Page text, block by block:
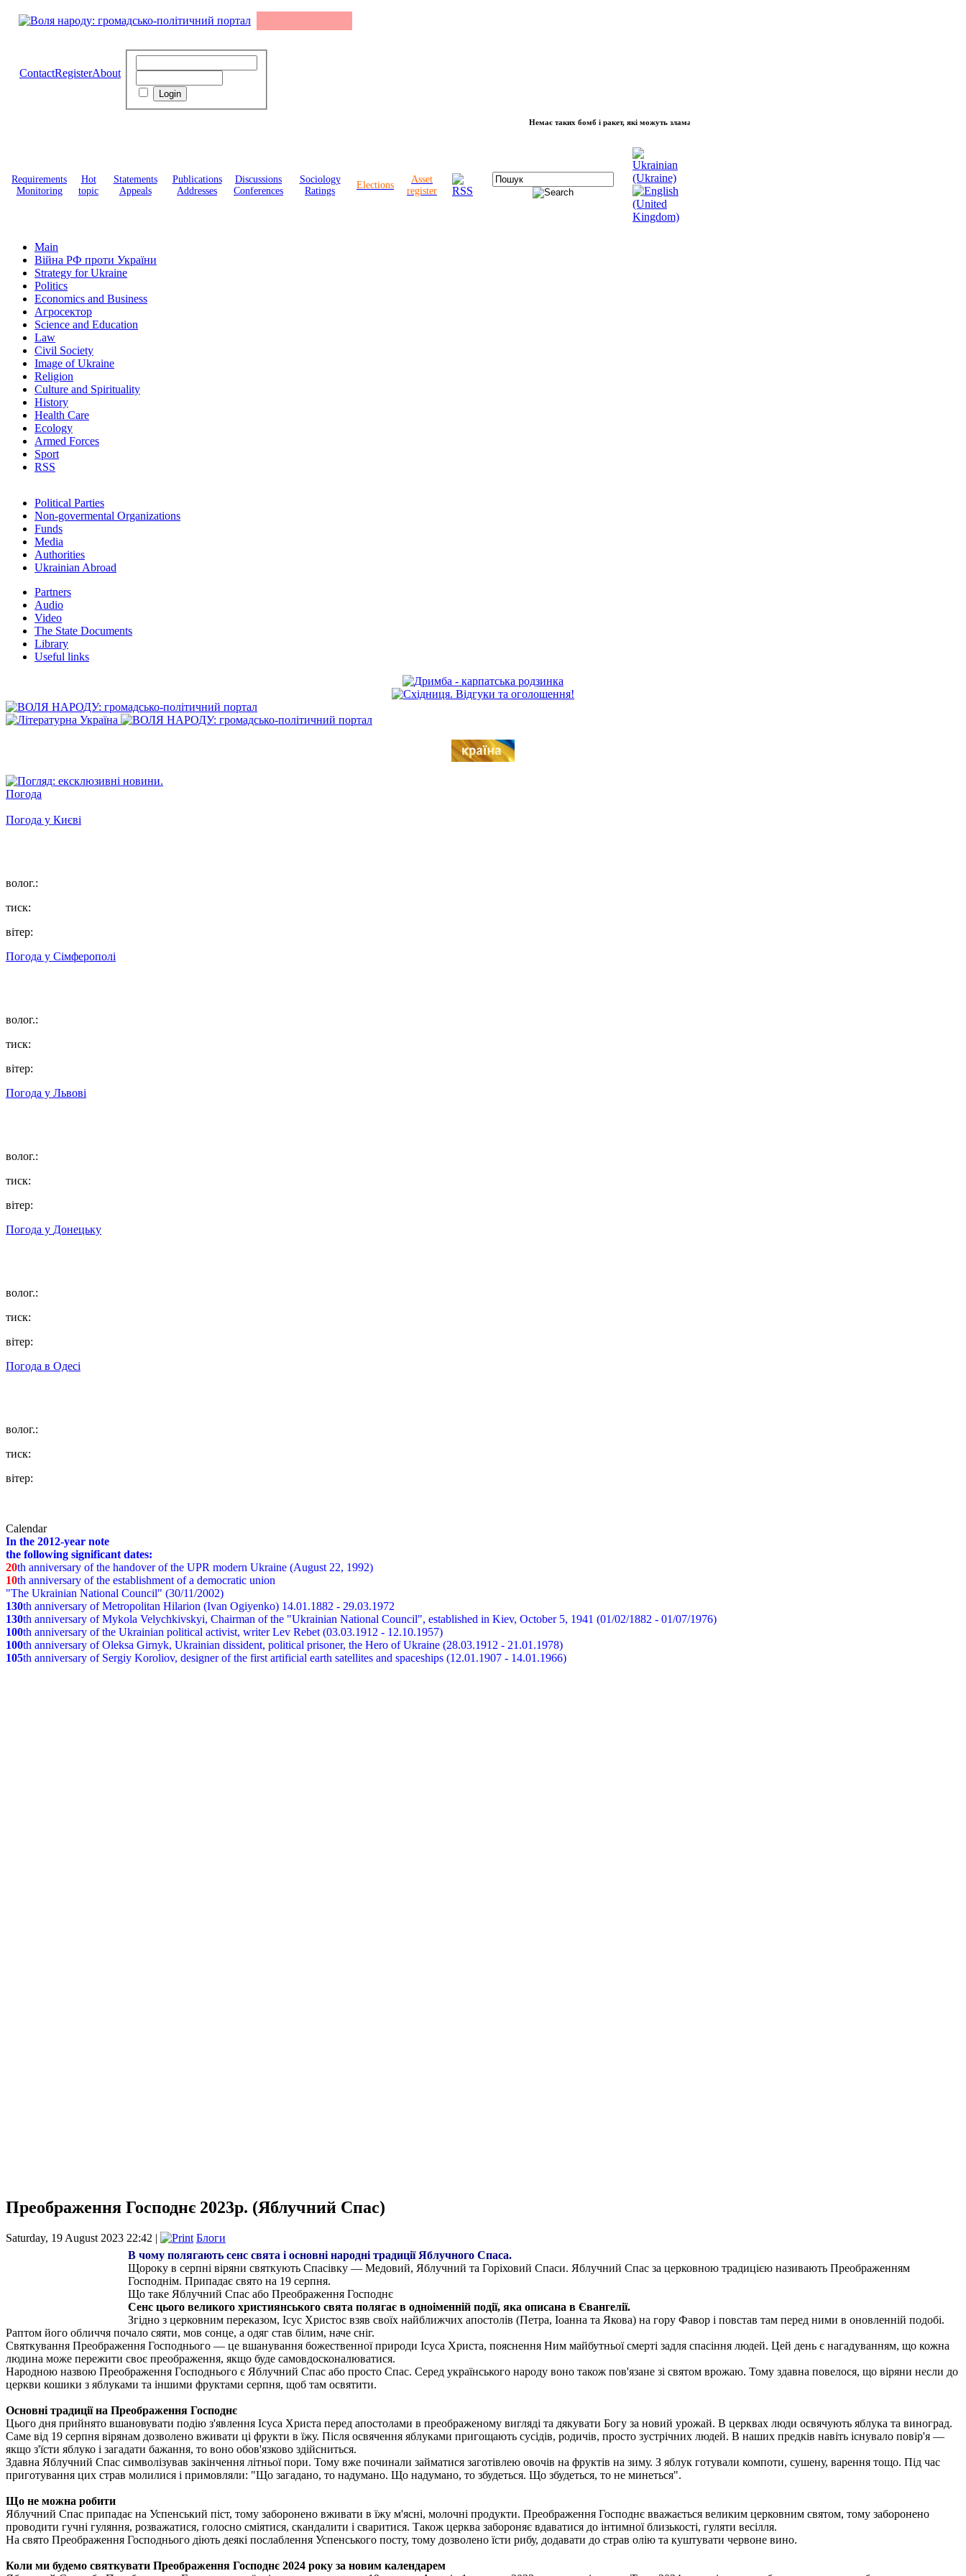
ContactRegisterAbout
Немає таких бомб і ракет, які можуть зламати волю народу, - Президент України Володимир Зеленський
Requirements
Monitoring
Hot
topic
Statements
Appeals
Publications
Addresses
Discussions
Conferences
Sociology
Ratings
Elections
Asset
register
Main
Війна РФ проти України
Strategy for Ukraine
Politics
Economics and Business
Агросектор
Science and Education
Law
Civil Society
Image of Ukraine
Religion
Culture and Spirituality
History
Health Care
Ecology
Armed Forces
Sport
RSS
Political Parties
Non-govermental Organizations
Funds
Мedia
Authorities
Ukrainian Abroad
Partners
Audio
Video
The State Documents
Library
Useful links
Погода
Погода у Києві
волог.:
тиск:
вітер:
Погода у Сімферополі
волог.:
тиск:
вітер:
Погода у Львові
волог.:
тиск:
вітер:
Погода у Донецьку
волог.:
тиск:
вітер:
Погода в Одесі
волог.:
тиск:
вітер:
Calendar
In the 2012-year note
the following significant dates:
20th anniversary of the handover of the UPR modern Ukraine (August 22, 1992)
10th anniversary of the establishment of a democratic union
"The Ukrainian National Council" (30/11/2002)
130th anniversary of Metropolitan Hilarion (Ivan Ogiyenko) 14.01.1882 - 29.03.1972
130th anniversary of Mykola Velychkivskyi, Chairman of the "Ukrainian National Council", established in Kiev, October 5, 1941 (01/02/1882 - 01/07/1976)
100th anniversary of the Ukrainian political activist, writer Lev Rebet (03.03.1912 - 12.10.1957)
100th anniversary of Oleksa Girnyk, Ukrainian dissident, political prisoner, the Hero of Ukraine (28.03.1912 - 21.01.1978)
105th anniversary of Sergiy Koroliov, designer of the first artificial earth satellites and spaceships (12.01.1907 - 14.01.1966)
Преображення Господнє 2023р. (Яблучний Спас)
Saturday, 19 August 2023 22:42 |
Блоги
В чому полягають сенс свята і основні народні традиції Яблучного Спаса.
Щороку в серпні віряни святкують Спасівку — Медовий, Яблучний та Горіховий Спаси. Яблучний Спас за церковною традицією називають Преображенням
Господнім. Припадає свято на 19 серпня.
Що таке Яблучний Спас або Преображення Господнє
Сенс цього великого християнського свята полягає в одноіменній події, яка описана в Євангелії.
Згідно з церковним переказом, Ісус Христос взяв своїх найближчих апостолів (Петра, Іоанна та Якова) на гору Фавор і повстав там перед ними в оновленній подобі.
Раптом його обличчя почало сяяти, мов сонце, а одяг став білим, наче сніг.
Святкування Преображення Господнього — це вшанування божественної природи Ісуса Христа, пояснення Ним майбутньої смерті задля спасіння людей. Цей день є нагадуванням, що кожна
людина може пережити своє преображення, якщо буде самовдосконалюватися.
Народною назвою Преображення Господнього є Яблучний Спас або просто Спас. Серед українського народу воно також пов'язане зі святом врожаю. Тому здавна повелося, що віряни несли до
церкви кошики з яблуками та іншими фруктами серпня, щоб там освятити.
Основні традиції на Преображення Господнє
Цього дня прийнято вшановувати подію з'явлення Ісуса Христа перед апостолами в преображеному вигляді та дякувати Богу за новий урожай. В церквах люди освячують яблука та виноград.
Саме від 19 серпня вірянам дозволено вживати ці фрукти в їжу. Після освячення яблуками пригощають сусідів, родичів, просто зустрічних людей. В наших предків навіть існувало повір'я —
якщо з'їсти яблуко і загадати бажання, то воно обов'язково здійсниться.
Здавна Яблучний Спас символізував закінчення літньої пори. Тому вже починали займатися заготівлею овочів на фруктів на зиму. З яблук готували компоти, сушену, варення тощо. Під час
приготування цих страв молилися і примовляли: "Що загадано, то надумано. Що надумано, то збудеться. Що збудеться, то не минеться".
Що не можна робити
Яблучний Спас припадає на Успенський піст, тому заборонено вживати в їжу м'ясні, молочні продукти. Преображення Господнє вважається великим церковним святом, тому заборонено
проводити гучні гуляння, розважатися, голосно сміятися, скандалити і сваритися. Також церква забороняє вдаватися до інтимної близькості, гуляти весілля.
На свято Преображення Господнього діють деякі послаблення Успенського посту, тому дозволено їсти рибу, додавати до страв олію та куштувати червоне вино.
Коли ми будемо святкувати Преображення Господнє 2024 року за новим календарем